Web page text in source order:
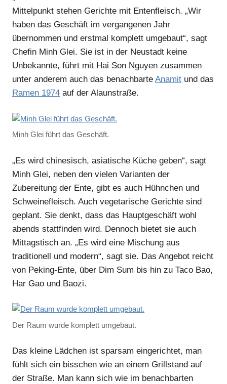
Mittelpunkt stehen Gerichte mit Entenfleisch. „Wir
haben das Geschäft im vergangenen Jahr
übernommen und erstmal komplett umgebaut“, sagt
Chefin Minh Glei. Sie ist in der Neustadt keine
Unbekannte, führt mit Hai Son Nguyen zusammen
unter anderem auch das benachbarte Anamit und das
Ramen 1974 auf der Alaunstraße.
Minh Glei führt das Geschäft.
„Es wird chinesisch, asiatische Küche geben“, sagt
Minh Glei, neben den vielen Varianten der
Zubereitung der Ente, gibt es auch Hühnchen und
Schweinefleisch. Auch vegetarische Gerichte sind
geplant. Sie denkt, dass das Hauptgeschäft wohl
abends stattfinden wird. Dennoch bietet sie auch
Mittagstisch an. „Es wird eine Mischung aus
traditionell und modern“, sagt sie. Das Angebot reicht
von Peking-Ente, über Dim Sum bis hin zu Taco Bao,
Har Gao und Baozi.
Der Raum wurde komplett umgebaut.
Das kleine Lädchen ist sparsam eingerichtet, man
fühlt sich ein bisschen wie an einem Grillstand auf
der Straße. Man kann sich wie im benachbarten